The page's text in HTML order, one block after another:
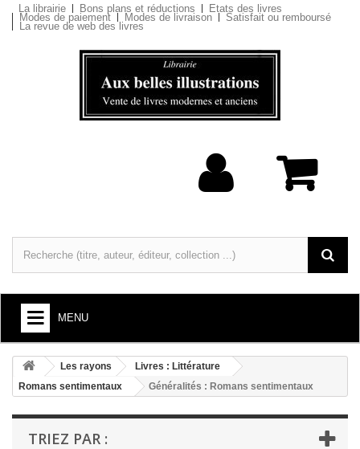
La librairie Bons plans et réductions Etats des livres
Modes de paiement Modes de livraison Satisfait ou remboursé
La revue de web des livres
MENU
+
LIVRES : ARTS ET SOCIÉTÉ
+
LIVRES : LITTÉRATURE
+
LIVRES : JEUNESSE
Les rayons
Livres : Littérature
Romans sentimentaux
Généralités : Romans sentimentaux
TRIEZ PAR :